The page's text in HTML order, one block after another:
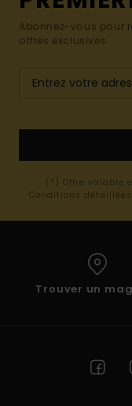
Abonnez-vous pour
offres exclusives.
(*) Offre valable
Conditions
Trouver un